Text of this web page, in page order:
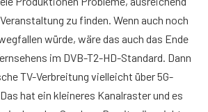
zu finden. Wenn auch noch
würde, wäre das auch das Ende
im DVB-T2-HD-Standard. Dann
TV-Verbreitung vielleicht über 5G-
hat ein kleineres Kanalraster und es